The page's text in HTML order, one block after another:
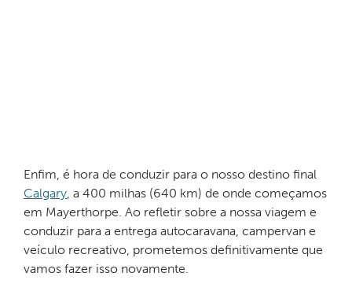
Enfim, é hora de conduzir para o nosso destino final
Calgary, a 400 milhas (640 km) de onde começamos
em Mayerthorpe. Ao refletir sobre a nossa viagem e
conduzir para a entrega autocaravana, campervan e
veículo recreativo, prometemos definitivamente que
vamos fazer isso novamente.